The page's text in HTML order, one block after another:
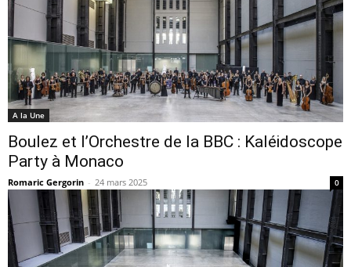
A la Une
Boulez et l’Orchestre de la BBC : Kaléidoscope
Party à Monaco
Romaric Gergorin - 24 mars 2025 0